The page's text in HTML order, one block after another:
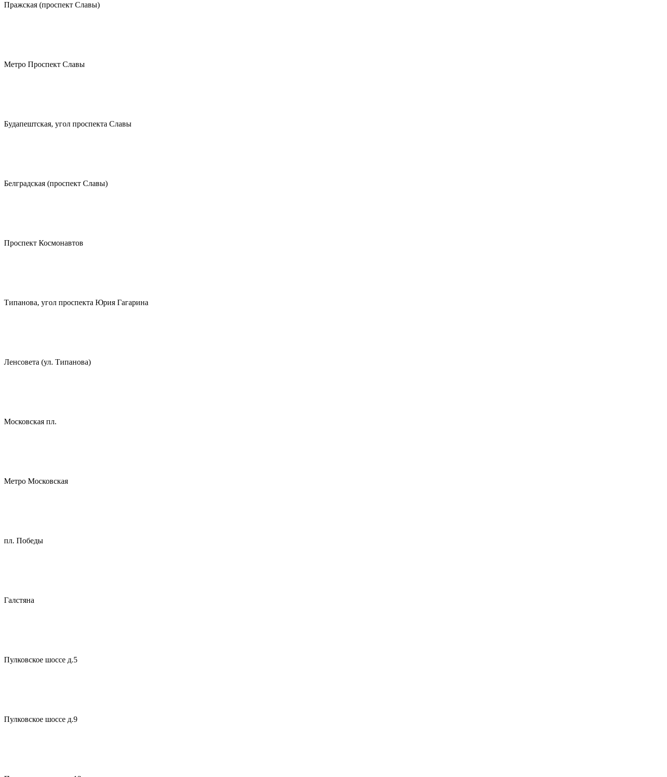
Пражская (проспект Славы)
Метро Проспект Славы
Будапештская, угол проспекта Славы
Белградская (проспект Славы)
Проспект Космонавтов
Типанова, угол проспекта Юрия Гагарина
Ленсовета (ул. Типанова)
Московская пл.
Метро Московская
пл. Победы
Галстяна
Пулковское шоссе д.5
Пулковское шоссе д.9